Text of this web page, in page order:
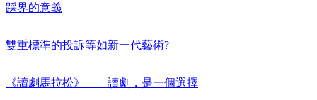
踩界的意義
雙重標準的投訴等如新一代藝術?
《讀劇馬拉松》——讀劇，是一個選擇